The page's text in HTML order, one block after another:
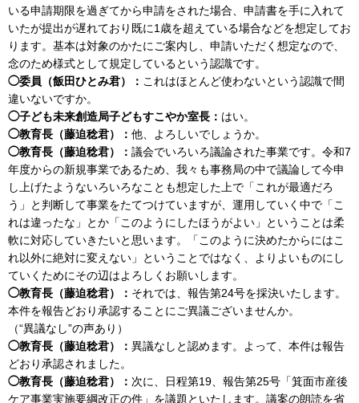
いる申請期限を過ぎてから申請をされた場合、申請書を手に入れて
いたが提出が遅れており既に1歳を超えている場合などを想定してお
ります。基本は対象のかたにご案内し、申請いただく想定なので、
念のため様式として規定しているという認識です。
◯委員（飯田ひとみ君）： これはほとんど使わないという認識で間
違いないですか。
◯子ども未来創造局子どもすこやか室長： はい。
◯教育長（藤迫稔君）： 他、よろしいでしょうか。
◯教育長（藤迫稔君）： 議会でいろいろ議論された事業です。令和7
年度からの新規事業であるため、我々も事務局の中で議論して今申
し上げたようないろいろなことも想定した上で「これが最適だろ
う」と判断して事業をたてつけていますが、運用していく中で「こ
れは違ったな」とか「このようにしたほうがよい」ということは柔
軟に対応していきたいと思います。「このように決めたからにはこ
れ以外に絶対に変えない」ということではなく、よりよいものにし
ていくためにその辺はよろしくお願いします。
◯教育長（藤迫稔君）： それでは、報告第24号を採決いたします。
本件を報告どおり承認することにご異議ございませんか。
（“異議なし”の声あり）
◯教育長（藤迫稔君）： 異議なしと認めます。よって、本件は報告
どおり承認されました。
◯教育長（藤迫稔君）： 次に、日程第19、報告第25号「箕面市産後
ケア事業実施要綱改正の件」を議題といたします。議案の朗読を省